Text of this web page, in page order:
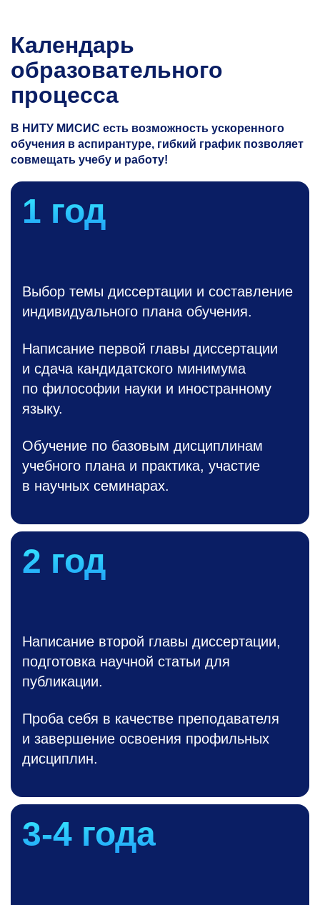
Календарь
образовательного
процесса
В НИТУ МИСИС есть возможность ускоренного
обучения в аспирантуре, гибкий график позволяет
совмещать учебу и работу!
1 год
Выбор темы диссертации и составление
индивидуального плана обучения.
Написание первой главы диссертации
и сдача кандидатского минимума
по философии науки и иностранному
языку.
Обучение по базовым дисциплинам
учебного плана и практика, участие
в научных семинарах.
2 год
Написание второй главы диссертации,
подготовка научной статьи для
публикации.
Проба себя в качестве преподавателя
и завершение освоения профильных
дисциплин.
3-4 года